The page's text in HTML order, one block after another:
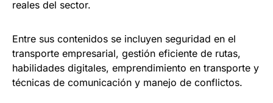
reales del sector.
Entre sus contenidos se incluyen seguridad en el
transporte empresarial, gestión eficiente de rutas,
habilidades digitales, emprendimiento en transporte y
técnicas de comunicación y manejo de conflictos.